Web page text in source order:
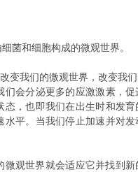
和细胞构成的微观世界。
我们的微观世界，改变我
们会分泌更多的应激激素，
，也即我们在出生时和发
平。当我们停止加速并对
观世界就会适应它并找到新